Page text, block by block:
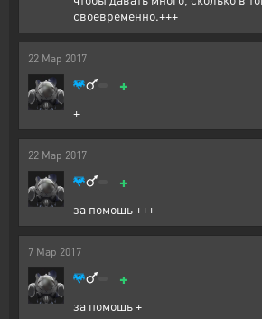
своевременно.+++
22 Мар 2017
+
+
22 Мар 2017
+
за помощь +++
7 Мар 2017
+
за помощь +